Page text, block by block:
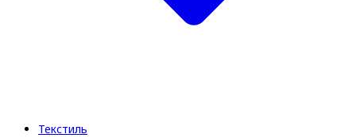
Текстиль